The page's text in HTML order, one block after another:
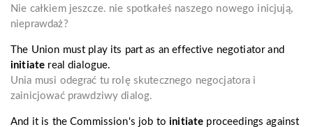
Nie całkiem jeszcze. nie spotkałeś naszego nowego inicjują,
nieprawdaż?
The Union must play its part as an effective negotiator and
initiate real dialogue.
Unia musi odegrać tu rolę skutecznego negocjatora i
zainicjować prawdziwy dialog.
And it is the Commission's job toinitiate proceedings against